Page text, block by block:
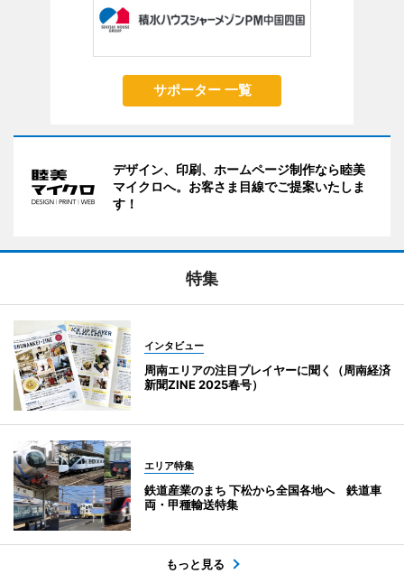
サポーター 一覧
デザイン、印刷、ホームページ制作なら睦美
マイクロへ。お客さま目線でご提案いたしま
す！
特集
インタビュー
周南エリアの注目プレイヤーに聞く（周南経済
新聞ZINE 2025春号）
エリア特集
鉄道産業のまち 下松から全国各地へ 鉄道車
両・甲種輸送特集
もっと見る